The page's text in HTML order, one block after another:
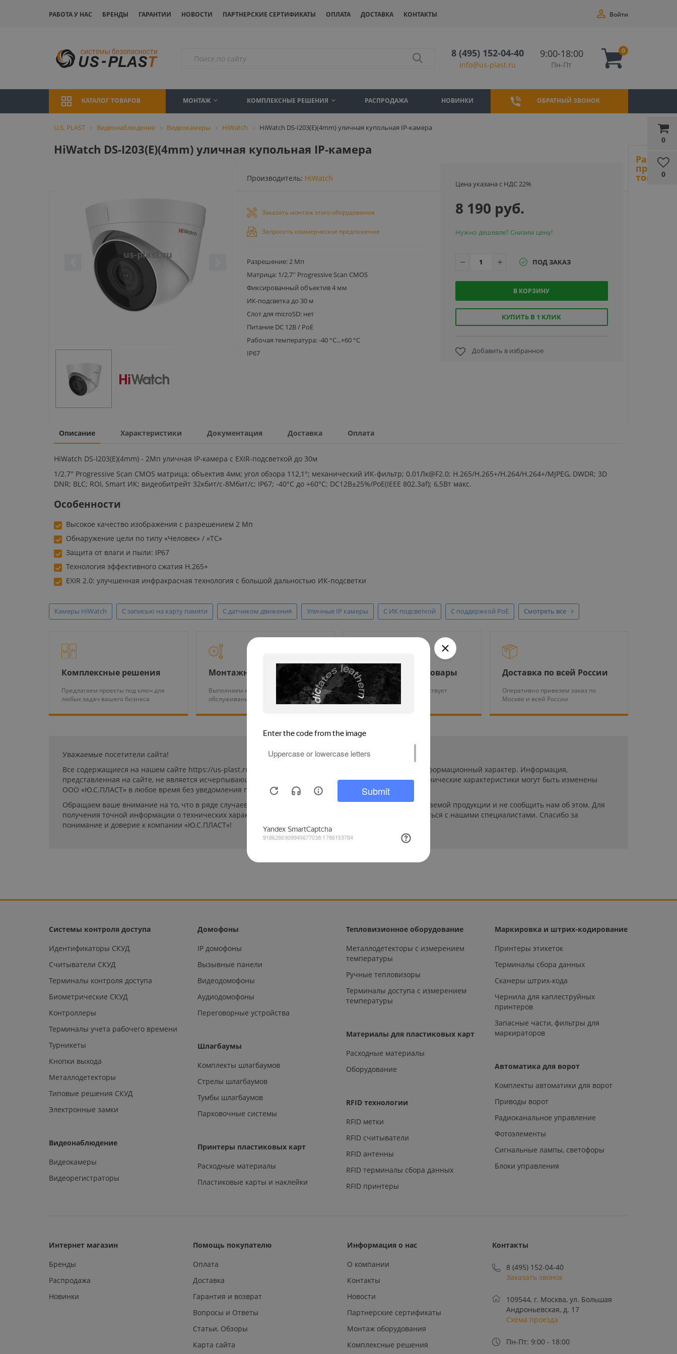
РАБОТА У НАС БРЕНДЫ ГАРАНТИИ НОВОСТИ ПАРТНЕРСКИЕ СЕРТИФИКАТЫ ОПЛАТА ДОСТАВКА КОНТАКТЫ
0
0
Войти
8 (495) 152-04-40
info@us-plast.ru
9:00-18:00
Пн-Пт
0
КАТАЛОГ ТОВАРОВ МОНТАЖ КОМПЛЕКСНЫЕ РЕШЕНИЯ РАСПРОДАЖА НОВИНКИ ОБРАТНЫЙ ЗВОНОК
U.S. PLAST Видеонаблюдение Видеокамеры HiWatch HiWatch DS-I203(E)(4mm) уличная купольная IP-камера
HiWatch DS-I203(E)(4mm) уличная купольная IP-камера
Производитель: HiWatch
Заказать монтаж этого оборудования
Запросить коммерческое предложение
Разрешение: 2 Мп
Матрица: 1/2.7'' Progressive Scan CMOS
Фиксированный объектив 4 мм
ИК-подсветка до 30 м
Слот для microSD: нет
Питание DC 12В / PoE
Рабочая температура: -40 °C...+60 °C
IP67
Цена указана с НДС 22%
8 190 руб.
Нужно дешевле? Снизим цену!
ПОД ЗАКАЗ
В КОРЗИНУ
КУПИТЬ В 1 КЛИК
Добавить в избранное
Описание Характеристики Документация Доставка Оплата
HiWatch DS-I203(E)(4mm) - 2Мп уличная IP-камера с EXIR-подсветкой до 30м
1/2.7'' Progressive Scan CMOS матрица; объектив 4мм; угол обзора 112,1°; механический ИК-фильтр; 0.01Лк@F2.0; H.265/H.265+/H.264/H.264+/MJPEG, DWDR; 3D
DNR; BLC; ROI, Smart ИК; видеобитрейт 32кбит/с-8Мбит/с; IP67; -40°C до +60°C; DC12В±25%/PoE(IEEE 802.3af); 6,5Вт макс.
Особенности
Высокое качество изображения с разрешением 2 Мп
Обнаружение цели по типу «Человек» / «ТС»
Защита от влаги и пыли: IP67
Технология эффективного сжатия H.265+
EXIR 2.0: улучшенная инфракрасная технология с большой дальностью ИК-подсветки
Камеры HiWatch С записью на карту памяти С датчиком движения Уличные IP камеры С ИК подсветкой С поддержкой PoE Смотреть все
Комплексные решения
Предлагаем проекты под ключ для
любых задач вашего бизнеса
Монтажные работы
Выполняем монтаж и тех.
обслуживание оборудования
Гарантия на все товары
На нашу продукцию действует
гарантия от 12 месяцев
Доставка по всей России
Оперативно привезем заказ по
Москве и всей России
Уважаемые посетители сайта!
Все содержащиеся на нашем сайте https://us-plast.ru/ (далее «сайт») сведения носят исключительно информационный характер. Информация,
представленная на сайте, не является исчерпывающей. Указанные на сайте цены, комплектации и технические характеристики могут быть изменены
ООО «Ю.С.ПЛАСТ» в любое время без уведомления пользователей сайта.
Обращаем ваше внимание на то, что в ряде случаев производители могут изменить параметры выпускаемой продукции и не сообщить нам об этом. Для
получения точной информации о технических характеристиках и стоимости товаров необходимо связаться с нашими специалистами. Спасибо за
понимание и доверие к компании «Ю.С.ПЛАСТ»!
Ранее
товары
Системы контроля доступа
Идентификаторы СКУД
Считыватели СКУД
Терминалы контроля доступа
Биометрические СКУД
Контроллеры
Терминалы учета рабочего времени
Турникеты
Кнопки выхода
Металлодетекторы
Типовые решения СКУД
Электронные замки
Видеонаблюдение
Видеокамеры
Видеорегистраторы
Домофоны
IP домофоны
Вызывные панели
Видеодомофоны
Аудиодомофоны
Переговорные устройства
Шлагбаумы
Комплекты шлагбаумов
Стрелы шлагбаумов
Тумбы шлагбаумов
Парковочные системы
Принтеры пластиковых карт
Расходные материалы
Пластиковые карты и наклейки
Тепловизионное оборудование
Металлодетекторы с измерением
температуры
Ручные тепловизоры
Терминалы доступа с измерением
температуры
Материалы для пластиковых карт
Расходные материалы
Оборудование
RFID технологии
RFID метки
RFID считыватели
RFID антенны
RFID терминалы сбора данных
RFID принтеры
Маркировка и штрих-кодирование
Принтеры этикеток
Терминалы сбора данных
Сканеры штрих-кода
Чернила для каплеструйных
принтеров
Запасные части, фильтры для
маркираторов
Автоматика для ворот
Комплекты автоматики для ворот
Приводы ворот
Радиоканальное управление
Фотоэлементы
Сигнальные лампы, светофоры
Блоки управления
Интернет магазин
Бренды
Распродажа
Новинки
Помощь покупателю
Оплата
Доставка
Гарантия и возврат
Вопросы и Ответы
Статьи, Обзоры
Карта сайта
Информация о нас
О компании
Контакты
Новости
Партнерские сертификаты
Монтаж оборудования
Комплексные решения
Контакты
8 (495) 152-04-40
Заказать звонок
109544, г. Москва, ул. Большая
Андроньевская, д. 17
Схема проезда
Пн-Пт: 9:00 - 18:00